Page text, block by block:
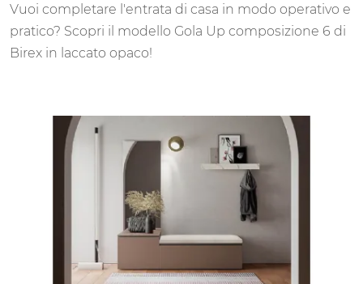
Vuoi completare l'entrata di casa in modo operativo e
pratico? Scopri il modello Gola Up composizione 6 di
Birex in laccato opaco!